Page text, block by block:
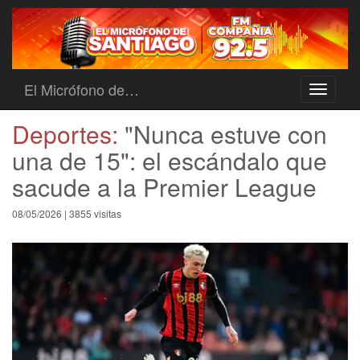
Toggle
El Micrófono de…
Deportes: "Nunca estuve con
una de 15": el escándalo que
sacude a la Premier League
08/05/2026 | 3855 visitas